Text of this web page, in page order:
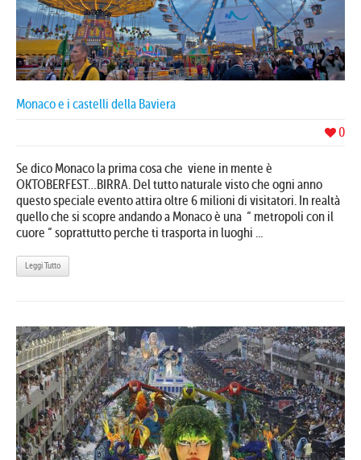
Monaco e i castelli della Baviera
0
Se dico Monaco la prima cosa che viene in mente è
OKTOBERFEST…BIRRA. Del tutto naturale visto che ogni anno
questo speciale evento attira oltre 6 milioni di visitatori. In realtà
quello che si scopre andando a Monaco è una “ metropoli con il
cuore “ soprattutto perche ti trasporta in luoghi ...
Leggi Tutto